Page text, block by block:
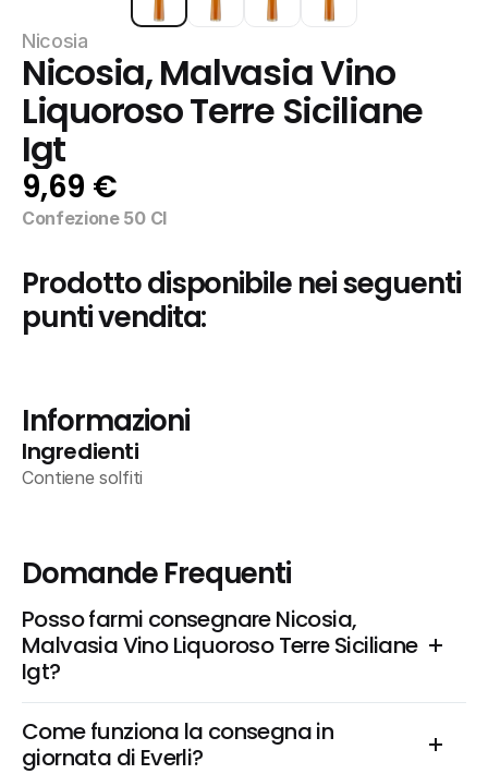
Nicosia
Nicosia, Malvasia Vino
Liquoroso Terre Siciliane
Igt
9,69 €
Confezione 50 Cl
Prodotto disponibile nei seguenti
punti vendita:
Informazioni
Ingredienti
Contiene solfiti
Domande Frequenti
Posso farmi consegnare Nicosia,
Malvasia Vino Liquoroso Terre Siciliane
Igt?
Come funziona la consegna in
giornata di Everli?